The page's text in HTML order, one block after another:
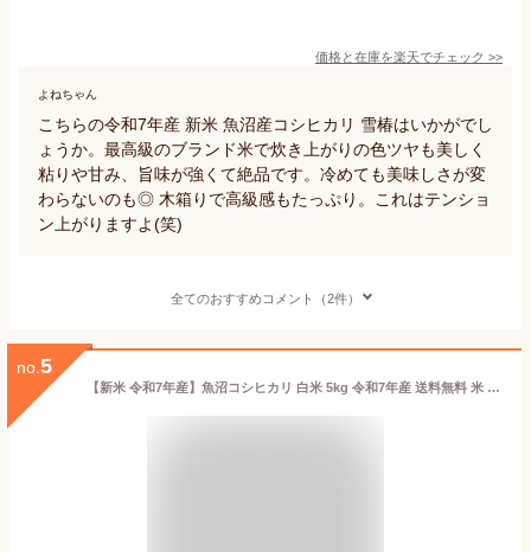
価格と在庫を楽天でチェック >>
よねちゃん
こちらの令和7年産 新米 魚沼産コシヒカリ 雪椿はいかがでし
ょうか。最高級のブランド米で炊き上がりの色ツヤも美しく
粘りや甘み、旨味が強くて絶品です。冷めても美味しさが変
わらないのも◎ 木箱りで高級感もたっぷり。これはテンショ
ン上がりますよ(笑)
全てのおすすめコメント（2件）
no. 5
【新米 令和7年産】魚沼コシヒカリ 白米 5kg 令和7年産 送料無料 米 お米 5kg 5キロ 魚沼産コシヒカリ 魚沼産 こしひかり 一等米 特Aランク 高級米 ブランド米 契約栽培 ギフト プレゼント 贈り物 贈答 お礼 内祝い お返し お見舞い 結婚 出産 入学 卒業 新潟 細山商店